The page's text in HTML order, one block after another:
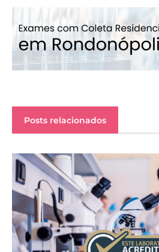
Posts relacionados